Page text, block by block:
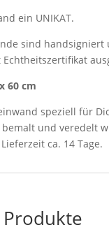
ein UNIKAT.
sind handsigniert
60 cm
speziell für
und veredelt
ca. 14 Tage.